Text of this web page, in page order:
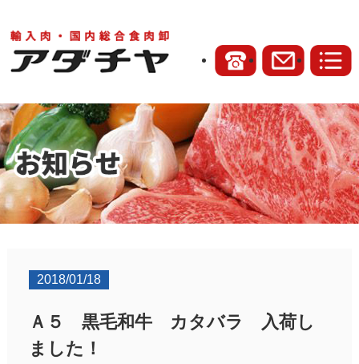
2018/01/18
Ａ５ 黒毛和牛 カタバラ 入荷し
ました！